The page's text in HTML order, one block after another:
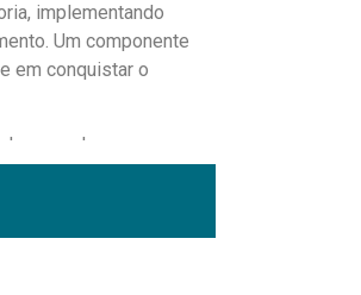
implementando
Um componente
em conquistar o
sagrado que se
habitam em si e